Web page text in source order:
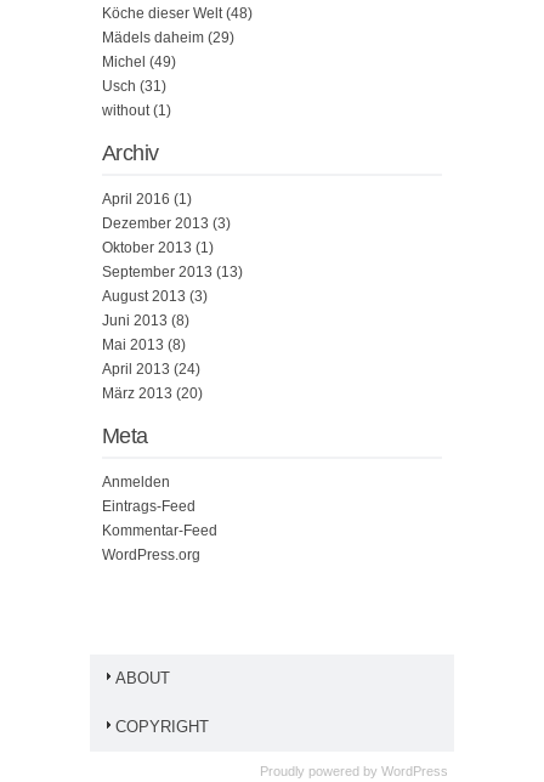
Köche dieser Welt(48)
Mädels daheim (29)
Michel (49)
Usch (31)
without(1)
Archiv
April 2016 (1)
Dezember 2013 (3)
Oktober 2013 (1)
September 2013 (13)
August 2013 (3)
Juni 2013 (8)
Mai 2013 (8)
April 2013 (24)
März 2013 (20)
Meta
Anmelden
Eintrags-Feed
Kommentar-Feed
WordPress.org
ABOUT
COPYRIGHT
Proudly powered by WordPress